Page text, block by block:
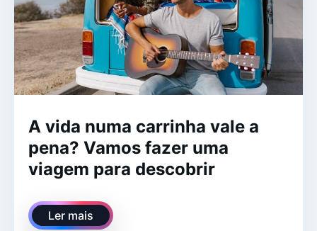
A vida numa carrinha vale a
pena? Vamos fazer uma
viagem para descobrir
Ler mais